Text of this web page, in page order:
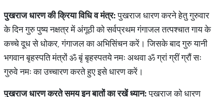
पुखराजधारणकीक्रियाविधिवमंत्र:पुखराज धारण करने हेतु गुरुवार
के दिन गुरु पुष्य नक्षत्र में अंगूठी को सर्वप्रथम गंगाजल तत्पश्चात गाय के
कच्चे दूध से धोकर, गंगाजल का अभिसिंचन करें। जिसके बाद गुरु यानी
भगवान बृहस्पति मंत्रों ॐ बृं बृहस्पतये नमः अथवा ॐ ग्रां ग्रीं ग्रौं सः
गुरुवे नमः का उच्चारण करते हुए इसे धारण करें।
पुखराजधारणकरतेसमयइनबातोंकारखेंध्यान:पुखराज को धारण